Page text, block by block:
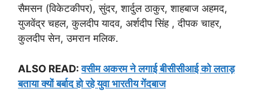
सैमसन (विकेटकीपर), सुंदर, शार्दुल ठाकुर, शाहबाज अहमद,
युजवेंद्र चहल, कुलदीप यादव, अर्शदीप सिंह , दीपक चाहर,
कुलदीप सेन, उमरान मलिक.
ALSO READ:वसीम अकरम ने लगाई बीसीसीआई को लताड़
बताया क्यों बर्बाद हो रहे युवा भारतीय गेंदबाज